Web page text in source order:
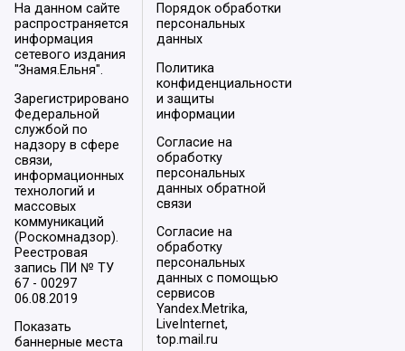
На данном сайте
распространяется
информация
сетевого издания
"Знамя.Ельня".
Зарегистрировано
Федеральной
службой по
надзору в сфере
связи,
информационных
технологий и
массовых
коммуникаций
(Роскомнадзор).
Реестровая
запись ПИ № ТУ
67 - 00297
06.08.2019
Показать
баннерные места
Порядок обработки
персональных
данных
Политика
конфиденциальности
и защиты
информации
Согласие на
обработку
персональных
данных обратной
связи
Согласие на
обработку
персональных
данных с помощью
сервисов
Yandex.Metrika,
LiveInternet,
top.mail.ru